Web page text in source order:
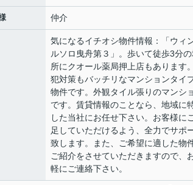
仲介
気になるイチオシ物件情報：「ウィ
ルソロ曳舟第３」。歩いて徒歩3分
所にクオール薬局押上店もあります
犯対策もバッチリなマンションタイ
物件です。外観タイル張りのマンシ
です。賃貸情報のことなら、地域に
した当社にお任せ下さい。お客様に
足していただけるよう、全力でサポ
致します。また、ご希望に適した物
ご紹介をさせていただきますので、
軽にご連絡下さい。